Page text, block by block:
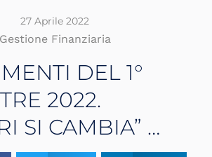
27 Aprile 2022
Gestione Finanziaria
DEL 1°
2022.
SI CAMBIA” …